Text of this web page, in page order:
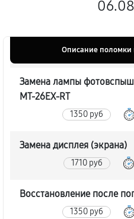
Описание поломки
Замена лампы
MT-26EX-RT
1350 руб
Замена дисплея (экрана)
1710 руб
Восстановление после
1350 руб